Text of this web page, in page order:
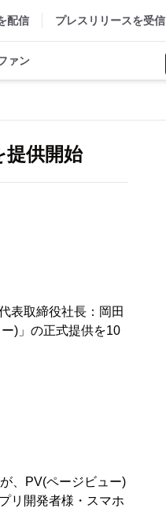
配信 プレスリリースを受信
ァン
供開始
表取締役社長：岡田
)」の正式提供を10
、PV(ページビュー)
リ開発者様・スマホ